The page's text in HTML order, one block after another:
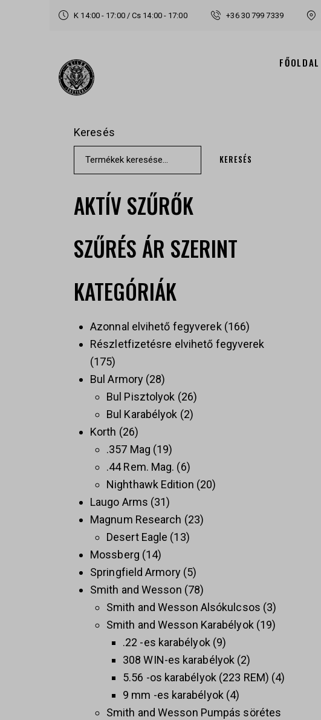
K 14:00 - 17:00 / Cs 14:00 - 17:00 +36 30 799 7339
FŐOLDAL
Keresés
KERESÉS
AKTÍV SZŰRŐK
SZŰRÉS ÁR SZERINT
KATEGÓRIÁK
Azonnal elvihető fegyverek 166
Részletfizetésre elvihető fegyverek
175
Bul Armory 28
Bul Pisztolyok 26
Bul Karabélyok 2
Korth 26
.357 Mag 19
.44 Rem. Mag.
6
Nighthawk Edition 20
Laugo Arms 31
Magnum Research 23
Desert Eagle 13
Mossberg 14
Springfield Armory 5
Smith and Wesson 78
Smith and Wesson Alsókulcsos 3
Smith and Wesson Karabélyok 19
.22 -es karabélyok 9
308 WIN-es karabélyok 2
5.56 -os karabélyok (223 REM) 4
9 mm -es karabélyok 4
Smith and Wesson Pumpás sörétes